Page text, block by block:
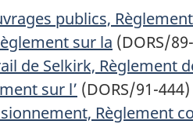
publics,
sur la (DORS/
de Selkirk, Règlement
sur l’ (DORS/91-444)
Règlement